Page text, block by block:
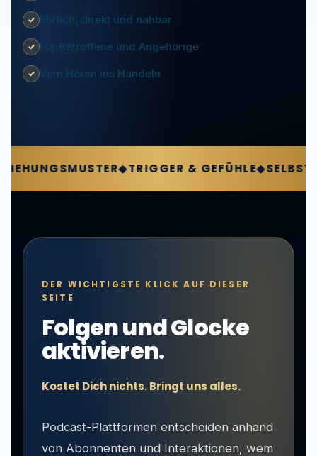
✓ Ehrlich, direkt und nahbar
✓ Für Betroffene und Angehörige
✓ Vom Hören ins Handeln
◆TRIGGER & GEFÜHLE◆
DER WICHTIGSTE KLICK AUF DIESER
SEITE
Folgen und Glocke
aktivieren.
Kostet Dich nichts. Bringt uns alles.
Podcast-Plattformen entscheiden anhand
von Abonnenten und Interaktionen, wem